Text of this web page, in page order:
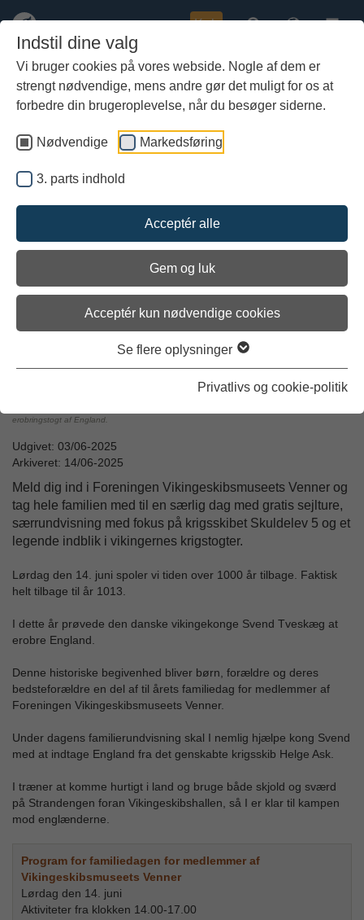
Indstil dine valg
Vi bruger cookies på vores webside. Nogle af dem er
strengt nødvendige, mens andre gør det muligt for os at
forbedre din brugeroplevelse, når du besøger siderne.
Nødvendige Markedsføring
3. parts indhold
Acceptér alle
Gem og luk
Acceptér kun nødvendige cookies
Se flere oplysninger
Privatlivs og cookie-politik
indhold
Køb
Arkiveret
Familiedag med sejlture og
særrundvisninger for medlemmer
af Vikingeskibsmuseets Venner
erobringstogt af England.
Udgivet: 03/06-2025
Arkiveret: 14/06-2025
Meld dig ind i Foreningen Vikingeskibsmuseets Venner og
tag hele familien med til en særlig dag med gratis sejlture,
særrundvisning med fokus på krigsskibet Skuldelev 5 og et
legende indblik i vikingernes krigstogter.
Lørdag den 14. juni spoler vi tiden over 1000 år tilbage. Faktisk
helt tilbage til år 1013.
I dette år prøvede den danske vikingekonge Svend Tveskæg at
erobre England.
Denne historiske begivenhed bliver børn, forældre og deres
bedsteforældre en del af til årets familiedag for medlemmer af
Foreningen Vikingeskibsmuseets Venner.
Under dagens familierundvisning skal I nemlig hjælpe kong Svend
med at indtage England fra det genskabte krigsskib Helge Ask.
I træner at komme hurtigt i land og bruge både skjold og sværd
på Strandengen foran Vikingeskibshallen, så I er klar til kampen
mod englænderne.
Program for familiedagen for medlemmer af
Vikingeskibsmuseets Venner
Lørdag den 14. juni
Aktiviteter fra klokken 14.00-17.00